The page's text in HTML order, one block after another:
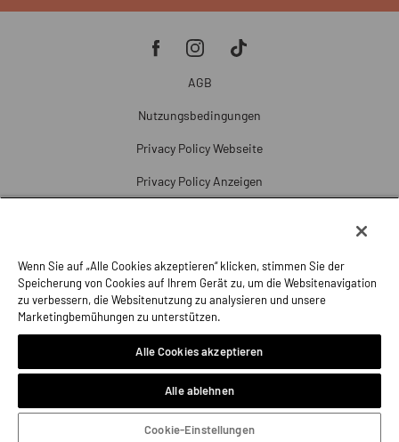
AGB
Nutzungsbedingungen
Privacy Policy Webseite
Privacy Policy Anzeigen
Beschwerde
Impressum
Wenn Sie auf „Alle Cookies akzeptieren“ klicken, stimmen Sie der
Speicherung von Cookies auf Ihrem Gerät zu, um die Websitenavigation
zu verbessern, die Websitenutzung zu analysieren und unsere
Marketingbemühungen zu unterstützen.
Alle Cookies akzeptieren
Alle ablehnen
Cookie-Einstellungen